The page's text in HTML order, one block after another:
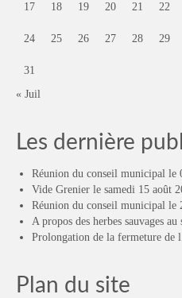
17 18 19 20 21 22
24 25 26 27 28 29
31
« Juil
Les dernière
Réunion du conseil municipal le
Vide Grenier le samedi 15 août
Réunion du conseil municipal le
A propos des herbes sauvages
Prolongation de la fermeture de
Plan du site